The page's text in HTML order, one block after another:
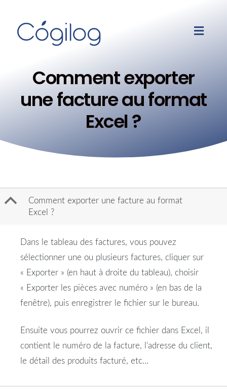
Comment exporter
une facture au format
Excel ?
B
Comment exporter une facture au format
Excel ?
Dans le tableau des factures, vous pouvez
sélectionner une ou plusieurs factures, cliquer sur
« Exporter » (en haut à droite du tableau), choisir
« Exporter les pièces avec numéro » (en bas de la
fenêtre), puis enregistrer le fichier sur le bureau.
Ensuite vous pourrez ouvrir ce fichier dans Excel, il
contient le numéro de la facture, l’adresse du client,
le détail des produits facturé, etc…